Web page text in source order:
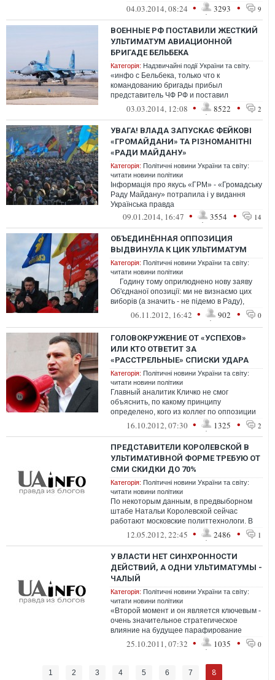
так, чтобы мирное население прикрывало
04.03.2014, 08:24 • 3293 • 9
ВОЕННЫЕ РФ ПОСТАВИЛИ ЖЕСТКИЙ
УЛЬТИМАТУМ АВИАЦИОННОЙ
БРИГАДЕ БЕЛЬБЕКА
Категорія: Надзвичайні події України та світу.
«инфо с Бельбека, только что к
командованию бригады прибыл
представитель ЧФ РФ и поставил
ультиматум: либо сегодня до 16.00
авиационная бригада ...
03.03.2014, 12:08 • 8522 • 2
УВАГА! ВЛАДА ЗАПУСКАЄ ФЕЙКОВІ
«ГРОМАЙДАНИ» ТА РІЗНОМАНІТНІ
«РАДИ МАЙДАНУ»
Категорія: Політичні новини України та світу:
читати новини політики
Інформація про якусь «ГРМ» - «Громадську
Раду Майдану» потрапила і у видання
Українська правда
09.01.2014, 16:47 • 3554 • 14
ОБЪЕДИНЁННАЯ ОППОЗИЦИЯ
ВЫДВИНУЛА К ЦИК УЛЬТИМАТУМ
Категорія: Політичні новини України та світу:
читати новини політики
Годину тому оприлюднено нову заяву
Об'єднаної опозиції: ми не визнаємо цих
виборів (а значить - не підемо в Раду),
якщо в проб...
06.11.2012, 16:42 • 902 • 0
ГОЛОВОКРУЖЕНИЕ ОТ «УСПЕХОВ»
ИЛИ КТО ОТВЕТИТ ЗА
«РАССТРЕЛЬНЫЕ» СПИСКИ УДАРА
Категорія: Політичні новини України та світу:
читати новини політики
Главный аналитик Кличко не смог
объяснить, по какому принципу
определено, кого из коллег по оппозиции
нужно снимать с выборов. Он растеряно
16.10.2012, 07:30 • 1325 • 2
ПРЕДСТАВИТЕЛИ КОРОЛЕВСКОЙ В
УЛЬТИМАТИВНОЙ ФОРМЕ ТРЕБУЮ ОТ
СМИ СКИДКИ ДО 70%
Категорія: Політичні новини України та світу:
читати новини політики
По некоторым данным, в предвыборном
штабе Натальи Королевской сейчас
работают московские политтехнологи. В
команде российских пиарщиков значится
12.05.2012, 22:45 • 2486 • 1
У ВЛАСТИ НЕТ СИНХРОННОСТИ
ДЕЙСТВИЙ, А ОДНИ УЛЬТИМАТУМЫ -
ЧАЛЫЙ
Категорія: Політичні новини України та світу:
читати новини політики
«Второй момент и он является ключевым -
очень значительное стратегическое
влияние на будущее парафирование
имеет значение, в каком состоянии буд...
25.10.2011, 07:32 • 1035 • 0
1 2 3 4 5 6 7 8